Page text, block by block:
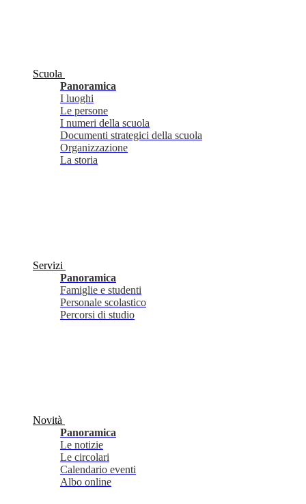
Scuola
Panoramica
I luoghi
Le persone
I numeri della scuola
Documenti strategici della scuola
Organizzazione
La storia
Servizi
Panoramica
Famiglie e studenti
Personale scolastico
Percorsi di studio
Novità
Panoramica
Le notizie
Le circolari
Calendario eventi
Albo online